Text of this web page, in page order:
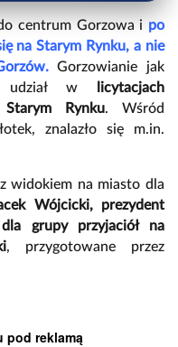
centrum Gorzowa i po
na Starym Rynku, a nie
Gorzowianie jak
udział w
licytacjach
Rynku. Wśród
znalazło się m.in.
widokiem na miasto dla
Wójcicki, prezydent
grupy przyjaciół na
, przygotowane przez
pod reklamą